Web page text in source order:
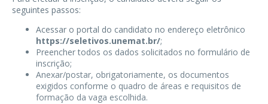
seguintes passos:
Acessar o portal do candidato no endereço eletrônico
https://seletivos.unemat.br/;
Preencher todos os dados solicitados no formulário de
inscrição;
Anexar/postar, obrigatoriamente, os documentos
exigidos conforme o quadro de áreas e requisitos de
formação da vaga escolhida.